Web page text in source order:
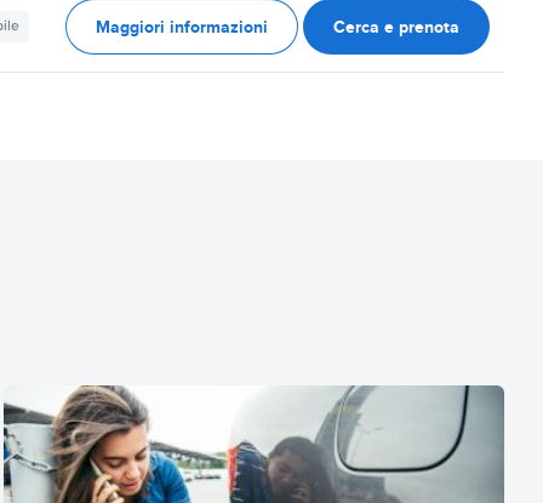
Maggiori informazioni Cerca e prenota